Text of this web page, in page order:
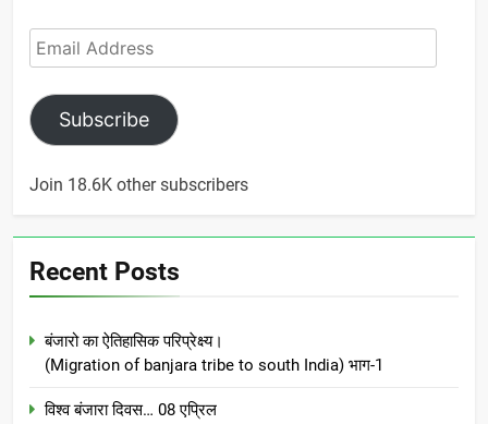
Email
Address
Subscribe
Join 18.6K other subscribers
Recent Posts
बंजारो का ऐतिहासिक परिप्रेक्ष्य।
(Migration of banjara tribe to south India) भाग-1
विश्व बंजारा दिवस… 08 एप्रिल